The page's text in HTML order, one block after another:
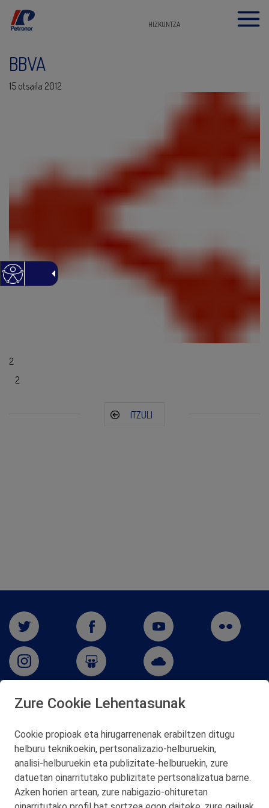
HIZKUNTZA
BBVA
15 otsaila 2012
2
2
ITZULI
Telf. 946 357 000
© 2026 Petronor S.A.
Zure Cookie Lehentasunak
Cookie propioak eta hirugarrenenak erabiltzen ditugu
helburu teknikoekin, pertsonalizazio‑helburuekin,
analisi‑helburuekin eta publizitate‑helburuekin, zure
datuetan oinarritutako publizitate pertsonalizatua barne.
Azken horien artean, zure nabigazio‑ohituretan